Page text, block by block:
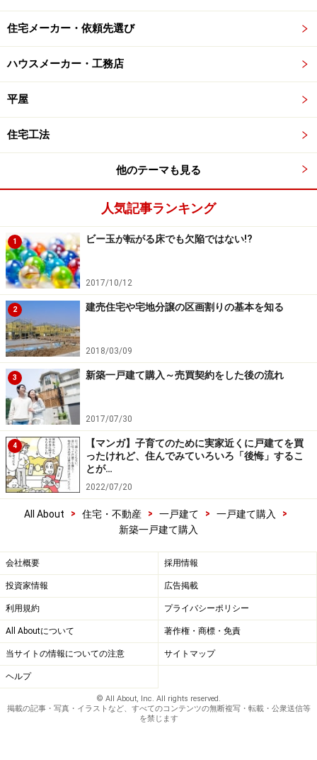
住宅メーカー・依頼先選び
ハウスメーカー・工務店
平屋
住宅工法
他のテーマも見る
人気記事ランキング
1 ビー玉が転がる床でも欠陥ではない!?
2017/10/12
2 建売住宅や宅地分譲の区画割りの基本を知る
2018/03/09
3 新築一戸建て購入～売買契約をした後の流れ
2017/07/30
4
【マンガ】子育てのために実家近くに戸建てを買
ったけれど、住んでみていろいろ「後悔」するこ
とが…
2022/07/20
All About > 住宅・不動産 > 一戸建て > 一戸建て購入
>
新築一戸建て購入
会社概要 採用情報
投資家情報 広告掲載
利用規約 プライバシーポリシー
All Aboutについて 著作権・商標・免責
当サイトの情報についての注意 サイトマップ
ヘルプ
© All About, Inc. All rights reserved.
掲載の記事・写真・イラストなど、すべてのコンテンツの無断複写・転載・公衆送信等
を禁じます